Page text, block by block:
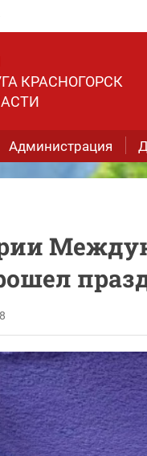
КРАСНОГОРСК
Администрация